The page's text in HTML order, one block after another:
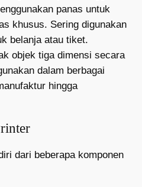
panas untuk
khusus. Sering digunakan
belanja atau tiket.
objek tiga dimensi secara
dalam berbagai
hingga
dari beberapa komponen